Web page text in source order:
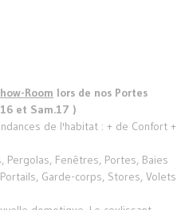
Room lors de nos Portes
et Sam.17 )
de l'habitat : + de Confort +
Pergolas, Fenêtres, Portes, Baies
Garde-corps, Stores, Volets